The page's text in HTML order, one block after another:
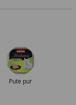
Pute pur